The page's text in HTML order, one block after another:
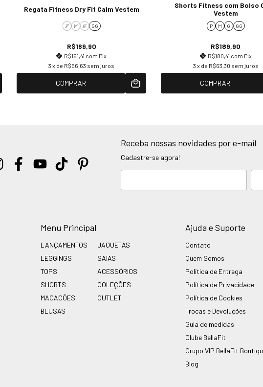
Regata Fitness Dry Fit Calm Vestem
P M G GG
R$169,90
R$161,41 com Pix
3 x de R$56,63 sem juros
COMPRAR
Shorts Fitness com Bolso
Vestem
P M G GG
R$189,90
R$180,41 com Pix
3 x de R$63,30 sem juros
COMPRAR
Receba nossas novidades por e-mail
Cadastre-se agora!
Menu Principal
LANÇAMENTOS
LEGGINGS
TOPS
SHORTS
MACACÕES
BLUSAS
JAQUETAS
SAIAS
ACESSÓRIOS
COLEÇÕES
OUTLET
Ajuda e Suporte
Contato
Quem Somos
Política de Entrega
Política de Privacidade
Política de Cookies
Trocas e Devoluções
Guia de medidas
Clube BellaFit
Grupo VIP BellaFit
Blog